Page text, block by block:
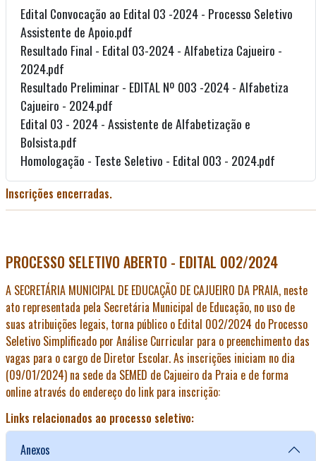
Edital Convocação ao Edital 03 -2024 - Processo Seletivo
Assistente de Apoio.pdf
Resultado Final - Edital 03-2024 - Alfabetiza Cajueiro -
2024.pdf
Resultado Preliminar - EDITAL Nº 003 -2024 - Alfabetiza
Cajueiro - 2024.pdf
Edital 03 - 2024 - Assistente de Alfabetização e
Bolsista.pdf
Homologação - Teste Seletivo - Edital 003 - 2024.pdf
Inscrições encerradas.
PROCESSO SELETIVO ABERTO - EDITAL 002/2024
A SECRETÁRIA MUNICIPAL DE EDUCAÇÃO DE CAJUEIRO DA PRAIA, neste
ato representada pela Secretária Municipal de Educação, no uso de
suas atribuições legais, torna público o Edital 002/2024 do Processo
Seletivo Simplificado por Análise Curricular para o preenchimento das
vagas para o cargo de Diretor Escolar. As inscrições iniciam no dia
(09/01/2024) na sede da SEMED de Cajueiro da Praia e de forma
online através do endereço do link para inscrição:
Links relacionados ao processo seletivo:
Anexos